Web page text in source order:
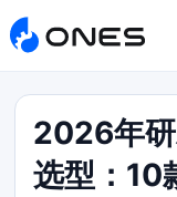
2026年
选型：10